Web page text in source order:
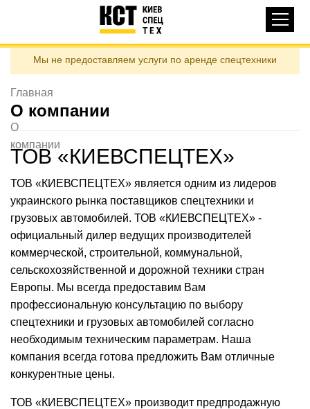
содержанию
навигация
КАТАЛОГ ТЕХНИКИ
ДОСТАВКА И ОПЛАТА
О НАС
ОТЗЫВЫ
КОНТАКТЫ
ПОЗВОНИТЬ
Контактні телефони:
ЗАДАТЬ ВОПРОС ua ru
Мы не предоставляем услуги по аренде спецтехники
О компании
ТОВ «КИЕВСПЕЦТЕХ»
ТОВ «КИЕВСПЕЦТЕХ» является одним из лидеров
украинского рынка поставщиков спецтехники и
грузовых автомобилей. ТОВ «КИЕВСПЕЦТЕХ» -
официальный дилер ведущих производителей
коммерческой, строительной, коммунальной,
сельскохозяйственной и дорожной техники стран
Европы. Мы всегда предоставим Вам
профессиональную консультацию по выбору
спецтехники и грузовых автомобилей согласно
необходимым техническим параметрам. Наша
компания всегда готова предложить Вам отличные
конкурентные цены.
ТОВ «КИЕВСПЕЦТЕХ» производит предпродажную
Главная
О
компании